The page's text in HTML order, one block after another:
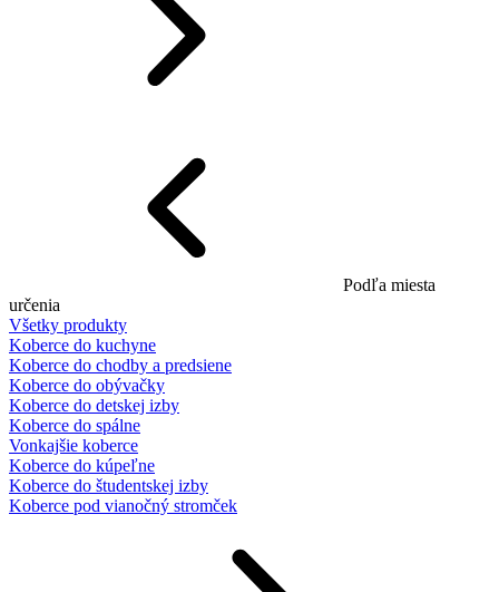
Podľa miesta
určenia
Všetky produkty
Koberce do kuchyne
Koberce do chodby a predsiene
Koberce do obývačky
Koberce do detskej izby
Koberce do spálne
Vonkajšie koberce
Koberce do kúpeľne
Koberce do študentskej izby
Koberce pod vianočný stromček